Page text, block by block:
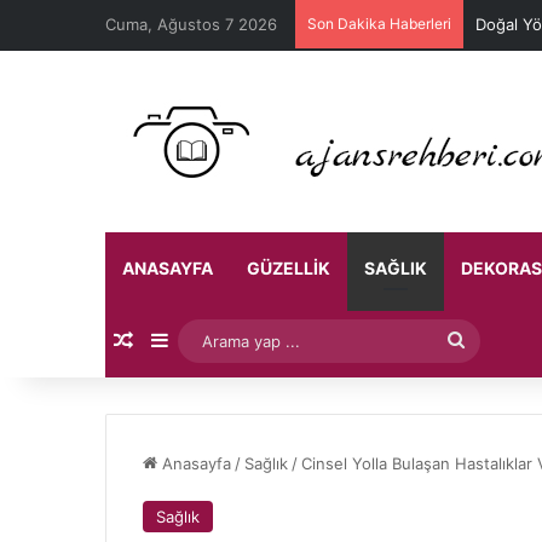
Cuma, Ağustos 7 2026 Son Dakika Haberleri Doğal
ANASAYFA GÜZELLIK SAĞLIK
Rastgele Makale
Kenar Bölmesi
Arama
yap
Anasayfa / Sağlık /Cinsel Yolla Bulaşan
Sağlık